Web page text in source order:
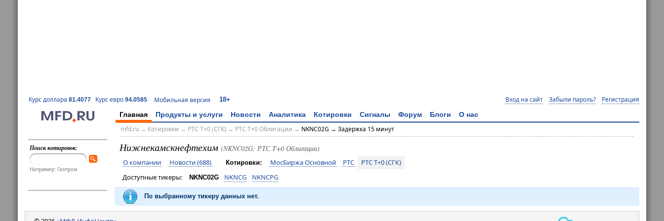
Курс доллара 81.4077 Курс евро 94.0585 Мобильная версия 18+ Вход на сайт Забыли пароль? Регистрация
Главная Продукты и услуги Новости Аналитика Котировки Сигналы Форум Блоги О нас
Поиск котировок:
Например: Газпром
mfd.ru→ Котировки → РТС T+0 (СГК) → РТС T+0 Облигации → NKNC02G → Задержка 15 минут
Нижнекамскнефтехим (NKNC02G: РТС T+0 Облигации)
О компании Новости (688) Котировки: МосБиржа Основной РТС
РТС T+0 (СГК)
Доступные тикеры:
NKNC02G NKNCG NKNCPG
По выбранному тикеру данных нет.